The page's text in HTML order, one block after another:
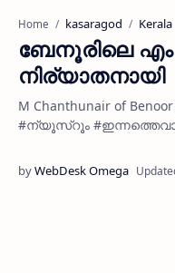
Home kasaragod Kerala
ബേനൂരിലെ
നിര്യാതനായി
M Chanthunair of
#ന്യൂസ്റൂം